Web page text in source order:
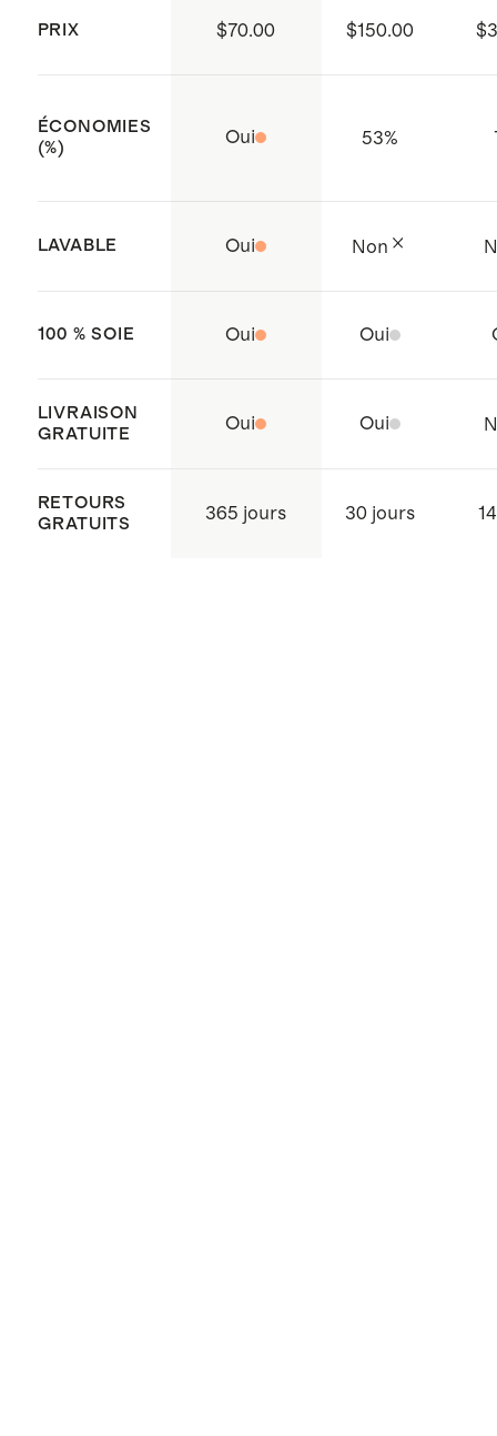
PRIX $70.00 $150.00
ÉCONOMIES
(%)
Oui 53%
LAVABLE Oui Non
100 % SOIE Oui Oui
LIVRAISON
GRATUITE
Oui Oui
RETOURS
GRATUITS
365 jours 30 jours